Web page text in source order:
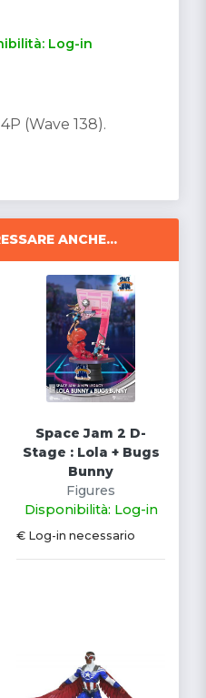
Log-in
(Wave 138).
ANCHE...
Space Jam 2 D-
Stage : Lola + Bugs
Bunny
Figures
Disponibilità: Log-in
€ Log-in necessario